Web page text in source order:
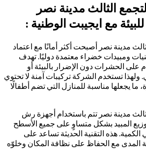
الثالث مدينة نصر
مع ايجيبت الوطنية :
مدينة نصر أصبحت أكثر أمانًا مع اعتماد
ومبيدات خضراء معتمدة دوليًا. تهدف
على الحشرات دون الإضرار بالبيئة أو
ولهذا تستخدم الشركة تركيبات آمنة لا تحتوي
ما يجعلها مناسبة للمنازل التي تضم أطفالًا
مدينة نصر تتم باستخدام أجهزة رش
المبيد بشكل متساوٍ على جميع الأسطح
هذه التقنية الحديثة تساعد على
المدى مع الحفاظ على نظافة المكان وخلوّه